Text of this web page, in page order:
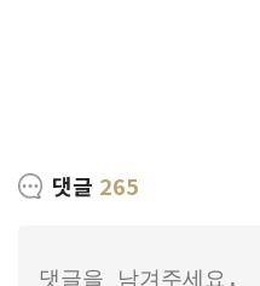
댓글 265